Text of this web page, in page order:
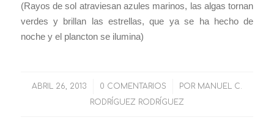
(Rayos de sol atraviesan azules marinos, las algas tornan
verdes y brillan las estrellas, que ya se ha hecho de
noche y el plancton se ilumina)
ABRIL 26, 2013 0 COMENTARIOS
/ POR MANUEL C.
RODRÍGUEZ RODRÍGUEZ